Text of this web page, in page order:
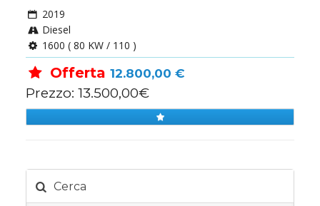
2019
Diesel
1600 ( 80 KW / 110 )
Offerta 12.800,00 €
Prezzo: 13.500,00€
Cerca